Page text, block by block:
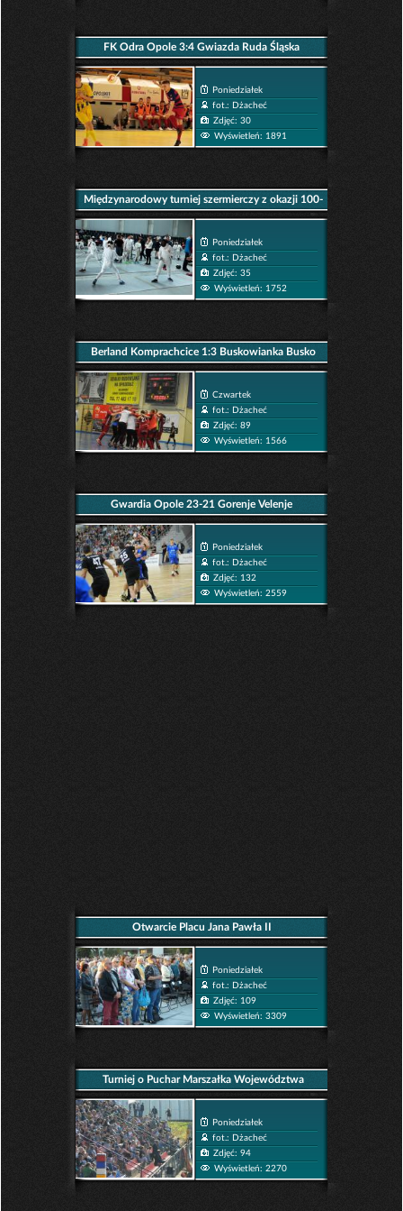
FK Odra Opole 3:4 Gwiazda Ruda Śląska
Poniedziałek
fot.: Dżacheć
Zdjęć: 30
Wyświetleń: 1891
Międzynarodowy turniej szermierczy z okazji 100-
tnej rocznicy odzyskania przez Polskę Niepodległośc
Poniedziałek
fot.: Dżacheć
Zdjęć: 35
Wyświetleń: 1752
Berland Komprachcice 1:3 Buskowianka Busko
Czwartek
fot.: Dżacheć
Zdjęć: 89
Wyświetleń: 1566
Gwardia Opole 23-21 Gorenje Velenje
Poniedziałek
fot.: Dżacheć
Zdjęć: 132
Wyświetleń: 2559
Otwarcie Placu Jana Pawła II
Poniedziałek
fot.: Dżacheć
Zdjęć: 109
Wyświetleń: 3309
Turniej o Puchar Marszałka Województwa
Poniedziałek
fot.: Dżacheć
Zdjęć: 94
Wyświetleń: 2270